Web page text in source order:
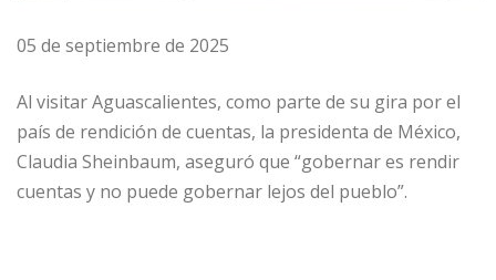
05 de septiembre de 2025
Al visitar Aguascalientes, como parte de su gira por el
país de rendición de cuentas, la presidenta de México,
Claudia Sheinbaum, aseguró que “gobernar es rendir
cuentas y no puede gobernar lejos del pueblo”.